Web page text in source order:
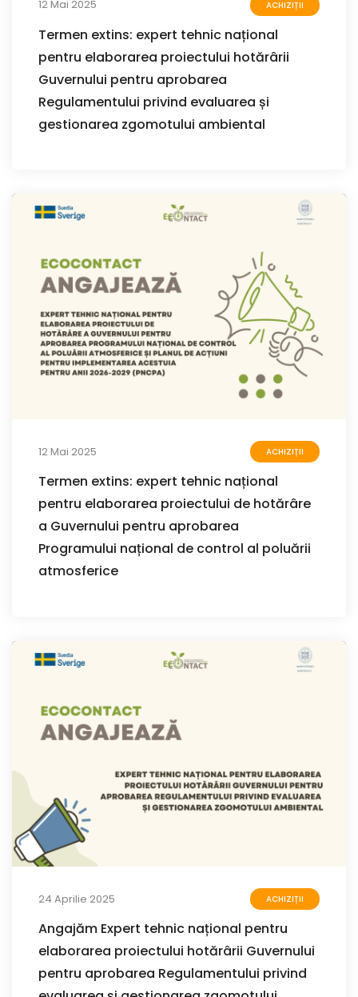
12 Mai 2025 ACHIZIȚII
Termen extins: expert tehnic național
pentru elaborarea proiectului hotărârii
Guvernului pentru aprobarea
Regulamentului privind evaluarea și
gestionarea zgomotului ambiental
12 Mai 2025 ACHIZIȚII
Termen extins: expert tehnic național
pentru elaborarea proiectului de hotărâre
a Guvernului pentru aprobarea
Programului național de control al poluării
atmosferice
24 Aprilie 2025 ACHIZIȚII
Angajăm Expert tehnic național pentru
elaborarea proiectului hotărârii Guvernului
pentru aprobarea Regulamentului privind